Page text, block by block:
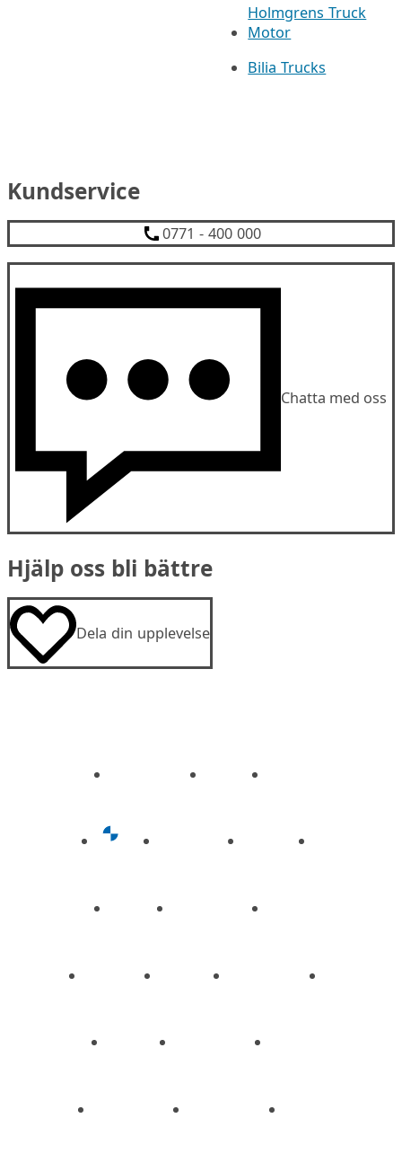
Holmgrens Truck
Motor
Bilia Trucks
Kundservice
0771 - 400 000
Chatta med oss
Hjälp oss bli bättre
Dela din upplevelse